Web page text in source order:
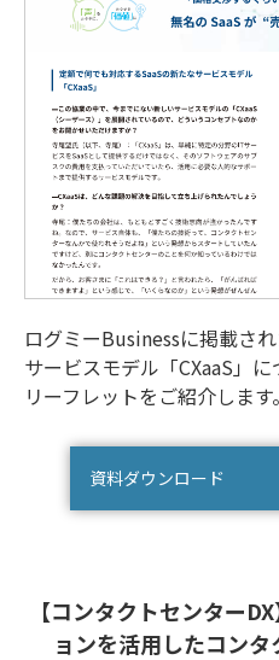
ログミーBusinessに掲載さ
サービスモデル「CXaaS」
リーフレットをご紹介します。
資料ダウンロード
【コンタクトセンターDX
ョンを活用したコンタ